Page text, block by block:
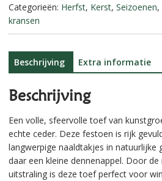
aantal
Categorieën: Herfst, Kerst, Seizoenen,
kransen
Beschrijving Extra informatie
Beschrijving
Een volle, sfeervolle toef van
echte ceder. Deze festoen is rijk
langwerpige naaldtakjes in natuurlijke
daar een kleine dennenappel. Door
uitstraling is deze toef perfect voor